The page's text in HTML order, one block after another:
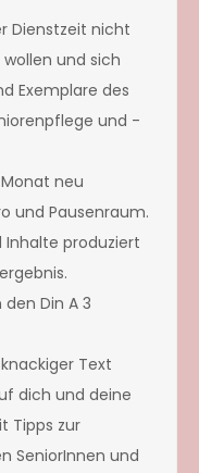
Dienstzeit nicht
und sich
Exemplare des
und -
neu
und Pausenraum.
Inhalte produziert
Din A 3
Text
dich und deine
Tipps zur
SeniorInnen und